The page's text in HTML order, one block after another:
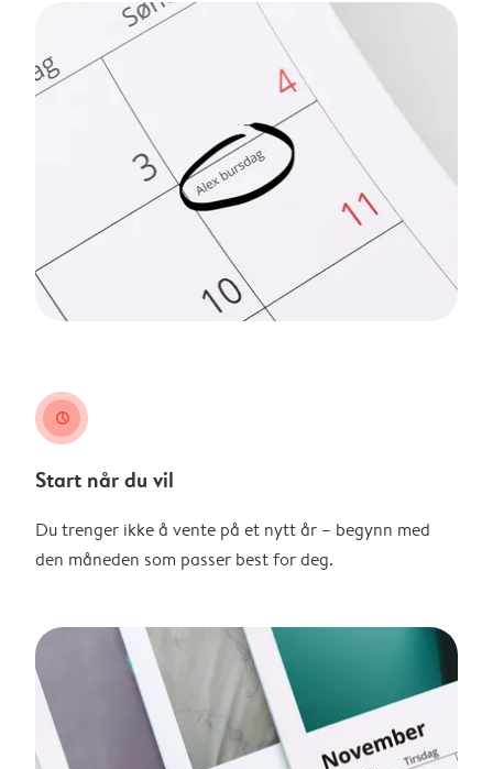
clock
Start når du vil
Du trenger ikke å vente på et nytt år – begynn med
den måneden som passer best for deg.